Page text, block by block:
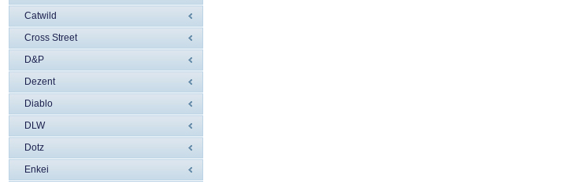
Catwild
Cross Street
D&P
Dezent
Diablo
DLW
Dotz
Enkei